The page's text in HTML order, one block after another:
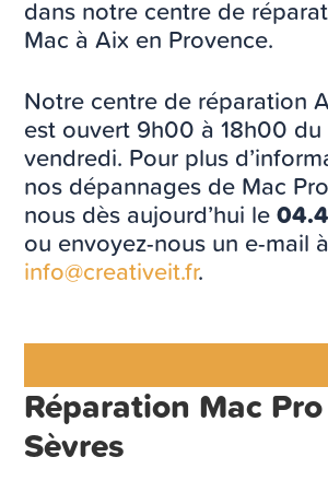
dans notre centre de
Mac à Aix en Provence.
Notre centre de réparation
est ouvert 9h00 à 18h00
vendredi. Pour plus
nos dépannages de Mac
nous dès aujourd’hui le
ou envoyez-nous un e-mail à
info@creativeit.fr.
Réparation Mac
Sèvres